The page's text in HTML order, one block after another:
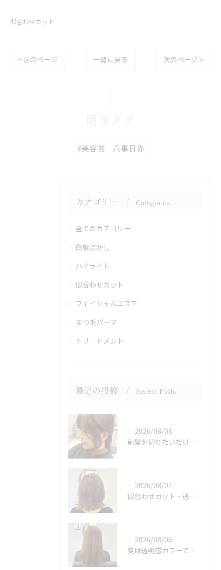
似合わせカット
< 前のページ 一覧に戻る 次のページ >
#美容院 八事日赤
カテゴリー Categories
全てのカテゴリー
白髪ぼかし
ハイライト
似合わせカット
フェイシャルエステ
まつ毛パーマ
トリートメント
最近の投稿 Recent Posts
2026/08/08
前髪を切りたいだけでもOK♪ポイントカット受付中！
2026/08/07
似合わせカット・透明感カラーはASAMIにお任せください♪
2026/08/06
夏は透明感カラーでイメチェン♪ブリーチなしでも明るくできます！